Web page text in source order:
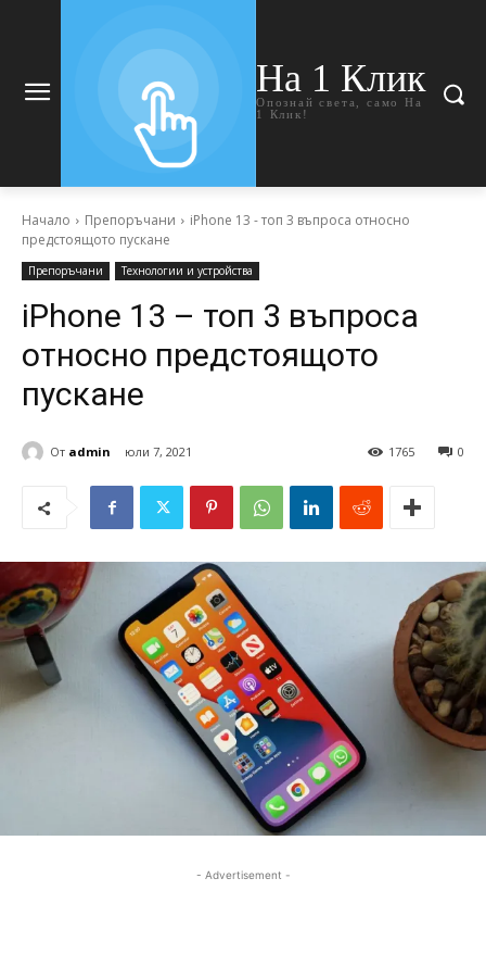
На 1 Клик
Опознай света, само На
1 Клик!
Начало Препоръчани
iPhone 13 - топ 3 въпроса относно
предстоящото пускане
Препоръчани Технологии и устройства
iPhone 13 – топ 3 въпроса
относно предстоящото
пускане
От admin юли 7, 2021 0
1765
- Advertisement -